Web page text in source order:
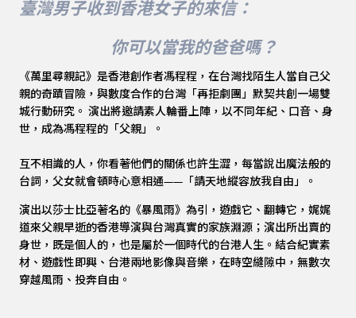
臺灣男子收到香港女子的來信：
你可以當我的爸爸嗎？
《萬里尋親記》是香港創作者馮程程，在台灣找陌生人當自己父
親的奇蹟冒險，與數度合作的台灣「再拒劇團」默契共創一場雙
城行動研究。 演出將邀請素人輪番上陣，以不同年紀、口音、身
世，成為馮程程的「父親」。
互不相識的人，你看著他們的關係也許生澀，每當說出魔法般的
台詞，父女就會頓時心意相通——「請天地縱容放我自由」。
演出以莎士比亞著名的《暴風雨》為引，遊戲它、翻轉它，娓娓
道來父親早逝的香港導演與台灣真實的家族淵源；演出所出賣的
身世，既是個人的，也是屬於一個時代的台港人生。結合紀實素
材、遊戲性即興、台港兩地影像與音樂，在時空縫隙中，無數次
穿越風雨、投奔自由。